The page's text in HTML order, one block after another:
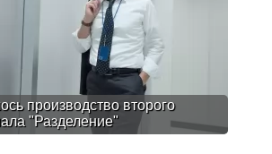
производство второго
"Разделение"